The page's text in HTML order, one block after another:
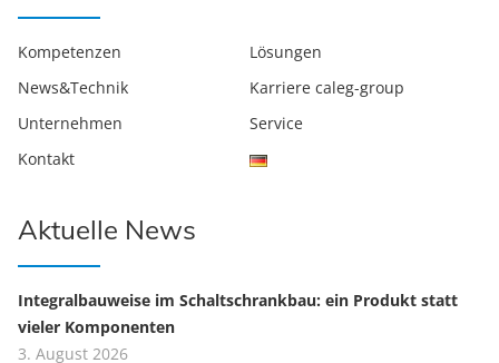
Kompetenzen
Lösungen
News&Technik
Karriere caleg-group
Unternehmen
Service
Kontakt
Aktuelle News
Integralbauweise im Schaltschrankbau: ein Produkt statt
vieler Komponenten
3. August 2026